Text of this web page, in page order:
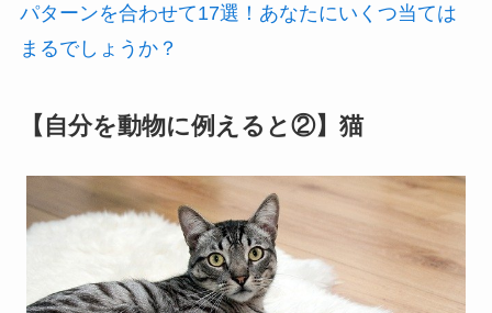
パターンを合わせて17選！あなたにいくつ当ては
まるでしょうか？
【自分を動物に例えると②】猫